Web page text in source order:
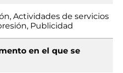
Actividades de servicios
Publicidad
en el que se